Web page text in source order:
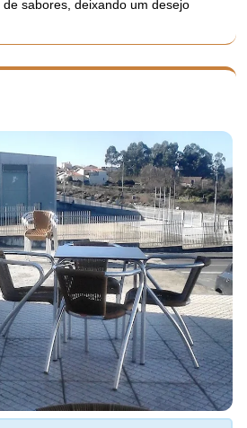
sabores, deixando um desejo